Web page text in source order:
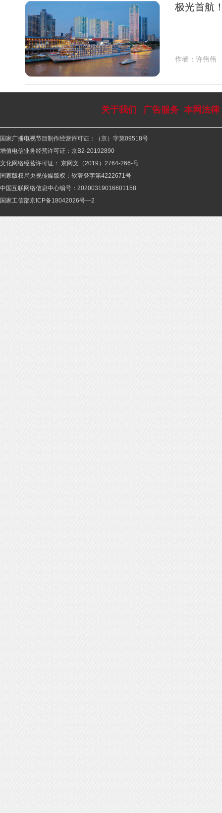
极光首航
作者：许伟伟
关于我们 广告服务 本网法律
国家广播电视节目制作经营许可证：（京）字第09518号
增值电信业务经营许可证：京B2-20192890
文化网络经营许可证： 京网文（2019）2764-266-号
国家版权局央视传媒版权：软著登字第4222671号
中国互联网络信息中心编号：20200319016601158
国家工信部京ICP备18042026号—2